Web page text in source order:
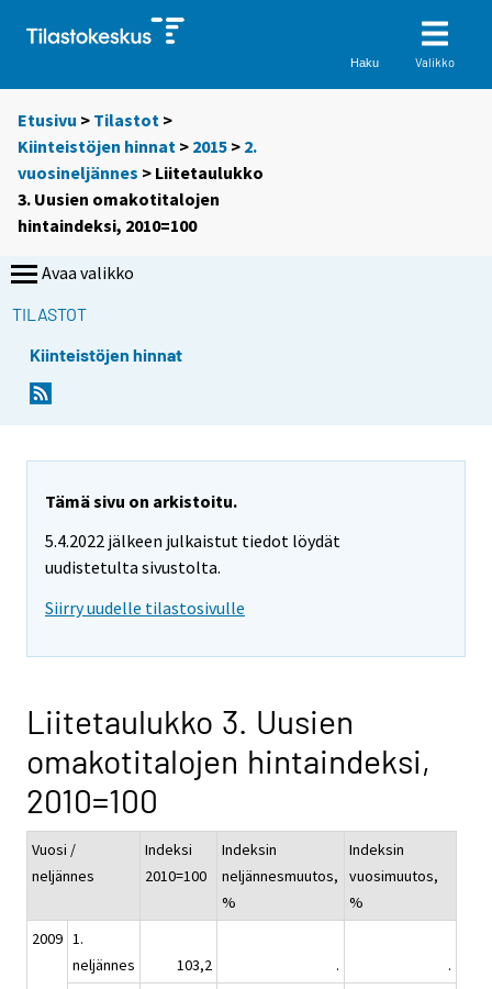
Haku Valikko
Etusivu > Tilastot >
Kiinteistöjen hinnat > 2015 > 2.
vuosineljännes > Liitetaulukko
3. Uusien omakotitalojen
hintaindeksi, 2010=100
Avaa valikko
TILASTOT
Kiinteistöjen hinnat
Tämä sivu on arkistoitu.
5.4.2022 jälkeen julkaistut tiedot löydät
uudistetulta sivustolta.
Siirry uudelle tilastosivulle
Liitetaulukko 3. Uusien
omakotitalojen hintaindeksi,
2010=100
Vuosi /
neljännes
Indeksi
2010=100
Indeksin
neljännesmuutos,
%
Indeksin
vuosimuutos,
%
2009 1.
neljännes
103,2 .
.